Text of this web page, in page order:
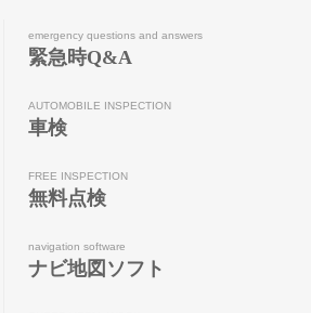
emergency questions and answers
緊急時Q&A
AUTOMOBILE INSPECTION
車検
FREE INSPECTION
無料点検
navigation software
ナビ地図ソフト